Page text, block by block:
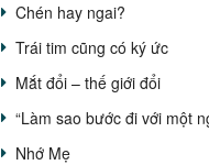
Chén hay ngai?
Trái tim cũng có ký ức
Mắt đổi – thế giới đổi
“Làm sao bước đi với một
Nhớ Mẹ